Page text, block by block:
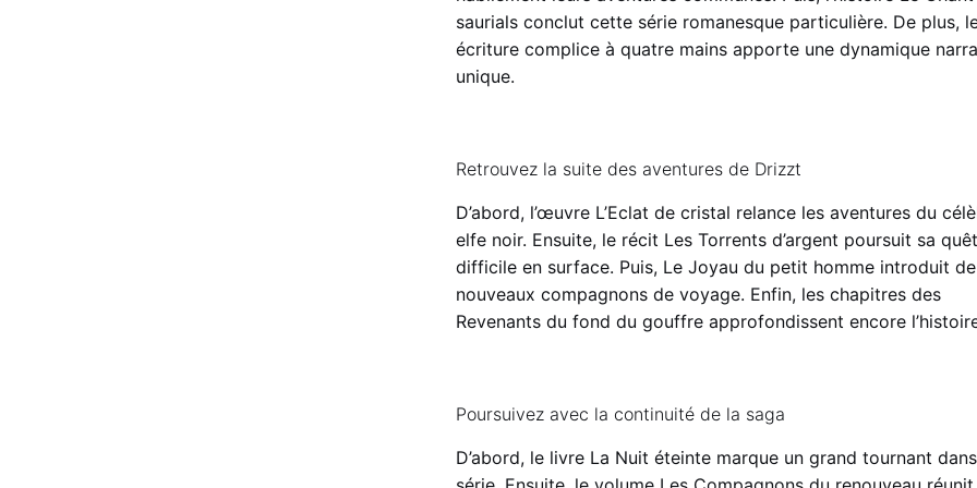
saurials conclut cette série romanesque particulière. De plus,
écriture complice à quatre mains apporte une dynamique
unique.
Retrouvez la suite des aventures de Drizzt
D’abord, l’œuvre L’Eclat de cristal relance les aventures du
elfe noir. Ensuite, le récit Les Torrents d’argent poursuit sa
difficile en surface. Puis, Le Joyau du petit homme introduit de
nouveaux compagnons de voyage. Enfin, les chapitres des
Revenants du fond du gouffre approfondissent encore
Poursuivez avec la continuité de la saga
D’abord, le livre La Nuit éteinte marque un grand tournant